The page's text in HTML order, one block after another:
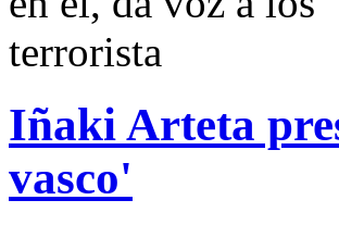
terrorista
Iñaki Arteta
vasco'